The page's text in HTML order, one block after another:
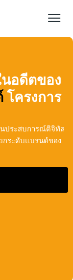
อดีตของ
โครงการ
ประสบการณ์ดิจิทัล
กระดับแบรนด์ของ